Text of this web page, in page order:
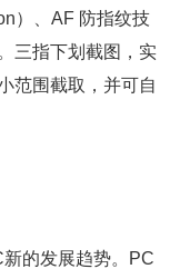
）、AF 防指纹技
三指下划截图，实
范围截取，并可自
的发展趋势。PC